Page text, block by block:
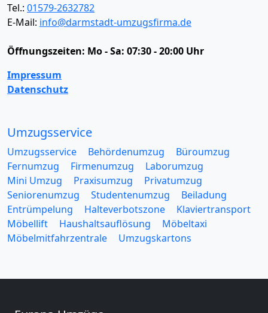
Tel.: 01579-2632782
E-Mail: info@darmstadt-umzugsfirma.de
Öffnungszeiten: Mo - Sa: 07:30 - 20:00 Uhr
Impressum
Datenschutz
Umzugsservice
Umzugsservice Behördenumzug
Büroumzug
Fernumzug
Firmenumzug
Laborumzug
Mini Umzug
Praxisumzug
Privatumzug
Seniorenumzug
Studentenumzug
Beiladung
Entrümpelung
Halteverbotszone
Klaviertransport
Möbellift
Haushaltsauflösung
Möbeltaxi
Möbelmitfahrzentrale
Umzugskartons